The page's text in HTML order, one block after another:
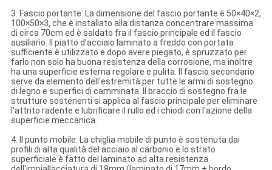
3. Fascio portante: La dimensione del fascio portante è 50×40×2,
100×50×3, che è installato alla distanza concentrare massima
di circa 70cm ed è saldato fra il fascio principale ed il fascio
ausiliario. Il piatto d'acciaio laminato a freddo con portata
sufficiente è utilizzato e dopo avere piegato, è spruzzato per
farlo non solo ha buona resistenza della corrosione, ma inoltre
ha una superficie esterna regolare e pulita. Il fascio secondario
serve da elemento dell'estremità per tutte le armi di sostegno
di legno e superfici di camminata. Il braccio di sostegno fra le
strutture sostenenti si applica al fascio principale per eliminare
l'attrito radente e lubrificare il rullo ed i chiodi con l'azione della
superficie meccanica.
4. Il punto mobile: La chiglia mobile di punto è sostenuta dai
profili di alta qualità del acciaio al carbonio e lo strato
superficiale è fatto del laminato ad alta resistenza